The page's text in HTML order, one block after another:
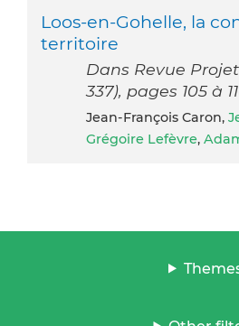
Loos-en-Gohelle, la
territoire
Dans Revue Projet
337), pages 105 à
Jean-François Caron,
Grégoire Lefèvre,